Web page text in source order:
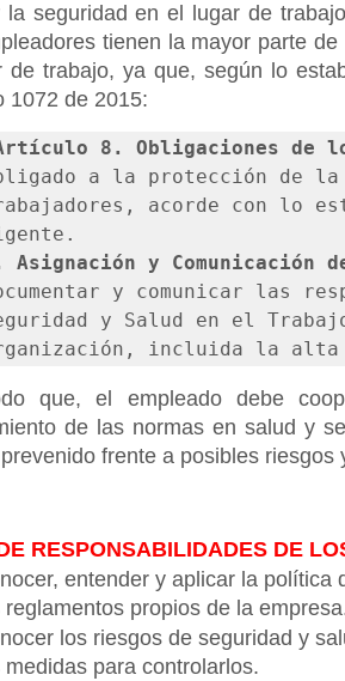
la seguridad en el lugar de
tienen la mayor parte
de trabajo, ya que, según lo
1072 de 2015:
8. Obligaciones de
a la protección de
acorde con lo
Asignación y Comunicación
y comunicar las
y Salud en el
incluida la
que, el empleado debe
de las normas en salud y
frente a posibles
RESPONSABILIDADES DE
entender y aplicar la
reglamentos propios de la
los riesgos de seguridad y
medidas para controlarlos.